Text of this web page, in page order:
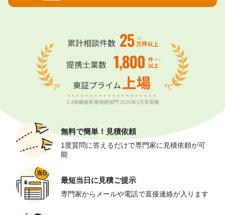
無料で簡単！ 見積依頼
1度質問に答えるだけで専門家に見積依頼が可
能
最短当日に 見積ご提示
専門家からメールや電話で直接連絡が入ります